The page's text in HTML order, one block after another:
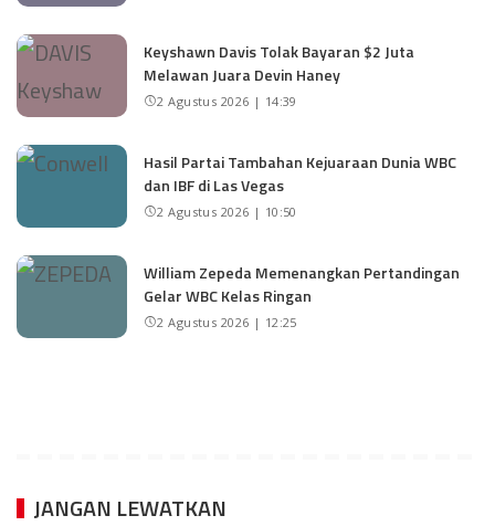
Keyshawn Davis Tolak Bayaran $2 Juta
Melawan Juara Devin Haney
2 Agustus 2026 | 14:39
Hasil Partai Tambahan Kejuaraan Dunia WBC
dan IBF di Las Vegas
2 Agustus 2026 | 10:50
William Zepeda Memenangkan Pertandingan
Gelar WBC Kelas Ringan
2 Agustus 2026 | 12:25
JANGAN LEWATKAN